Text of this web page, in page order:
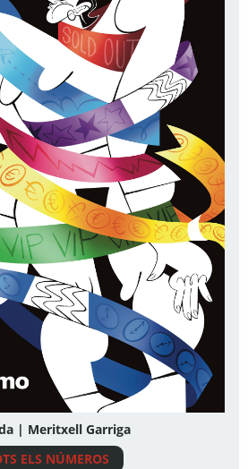
| Meritxell Garriga
ELS NÚMEROS